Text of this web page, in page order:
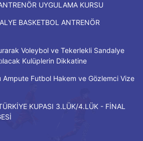
UYGULAMA KURSU
BASKETBOL ANTRENÖR
Voleybol ve Tekerlekli Sandalye
Kulüplerin Dikkatine
Futbol Hakem ve Gözlemci Vize
KUPASI 3.LÜK/4.LÜK - FİNAL